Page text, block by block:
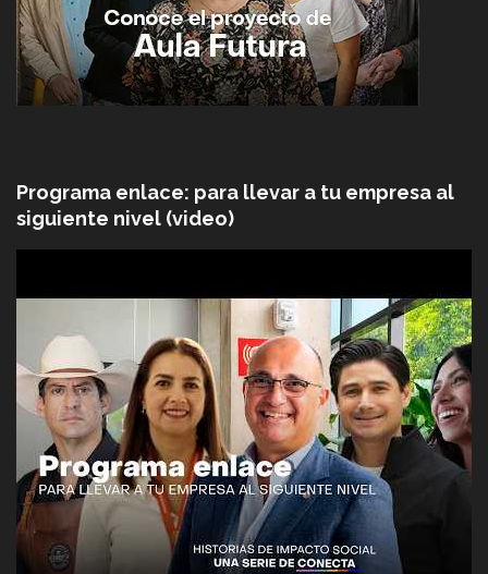
Programa enlace: para llevar a tu empresa al
siguiente nivel (video)